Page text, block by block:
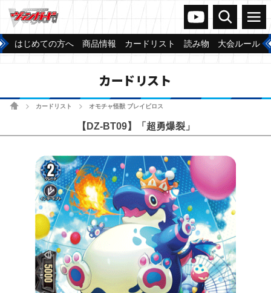
ヴァンガードch
検索 メニュー
はじめての方へ 商品情報 カードリスト 読み物 大会ルール
カードリスト
ホームカードリスト オモチャ怪獣 ブレイビロス
【DZ-BT09】「超勇爆裂」